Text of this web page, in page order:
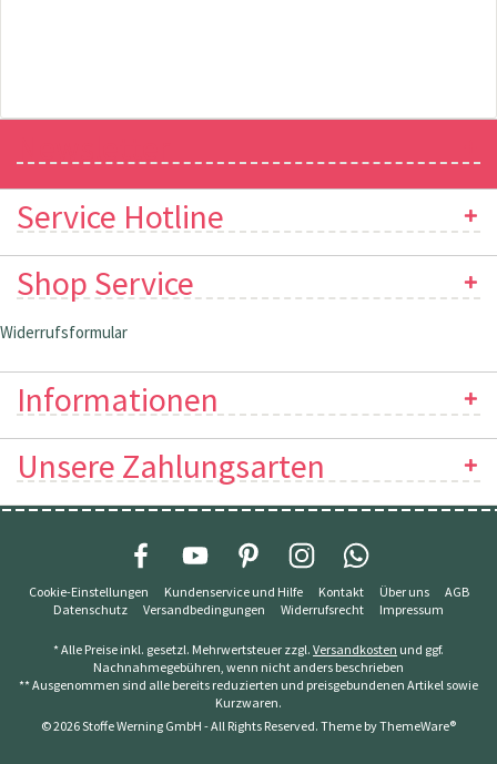
Service Hotline
Shop Service
Widerrufsformular
Informationen
Unsere Zahlungsarten
Cookie-Einstellungen Kundenservice und Hilfe Kontakt Über uns
AGB
Datenschutz
Versandbedingungen Widerrufsrecht Impressum
* Alle Preise inkl. gesetzl. Mehrwertsteuer zzgl. Versandkosten und ggf.
Nachnahmegebühren, wenn nicht anders beschrieben
** Ausgenommen sind alle bereits reduzierten und preisgebundenen Artikel sowie
Kurzwaren.
© 2026 Stoffe Werning GmbH - All Rights Reserved. Theme byThemeWare®